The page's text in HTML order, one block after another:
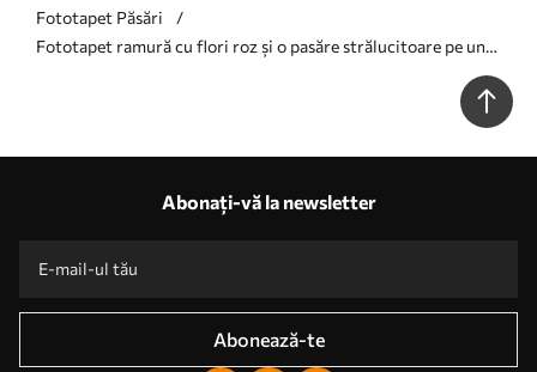
Fototapet Păsări
Fototapet ramură cu flori roz și o pasăre strălucitoare pe un
Abonați-vă la newsletter
Abonează-te